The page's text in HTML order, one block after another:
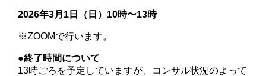
2026年3月1日（日）10時〜13時
※ZOOMで行います。
●終了時間について
13時ごろを予定していますが、コンサル状況のよって